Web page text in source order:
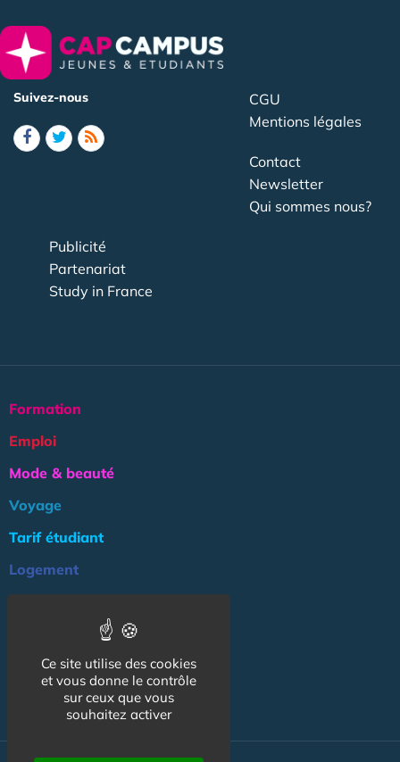
Suivez-nous
CGU
Mentions légales
Contact
Newsletter
Qui sommes nous?
Publicité
Partenariat
Study in France
Formation
Emploi
Mode & beauté
Voyage
Tarif étudiant
Logement
Association
NOS AUTRES SITES :
Ce site utilise des cookies
et vous donne le contrôle
sur ceux que vous
souhaitez activer